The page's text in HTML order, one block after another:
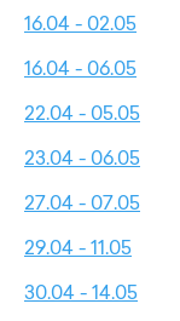
16.04 - 02.05
16.04 - 06.05
22.04 - 05.05
23.04 - 06.05
27.04 - 07.05
29.04 - 11.05
30.04 - 14.05